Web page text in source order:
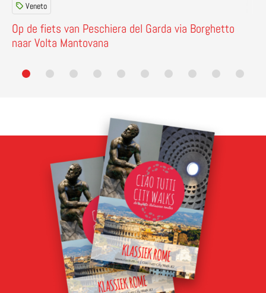
Op de fiets van Peschiera del Garda via Borghetto
naar Volta Mantovana
Veneto